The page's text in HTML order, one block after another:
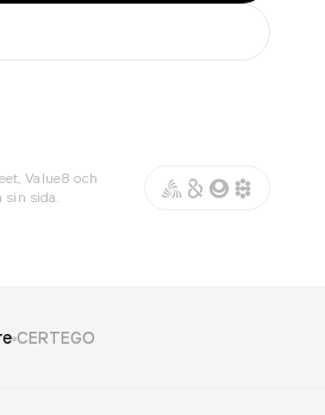
Value8 och
sida.
CERTEGO